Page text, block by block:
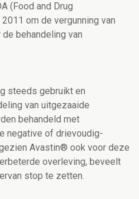
(Food and Drug
om de vergunning van
behandeling van
steeds gebruikt en
van uitgezaaide
behandeld met
negative of drievoudig-
Avastin® ook voor deze
overleving, beveelt
stop te zetten.